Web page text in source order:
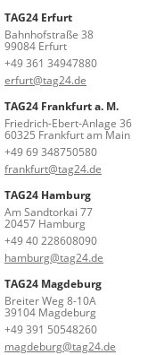
TAG24 Erfurt
Bahnhofstraße 38
99084 Erfurt
+49 361 34947880
erfurt@tag24.de
TAG24 Frankfurt a. M.
Friedrich-Ebert-Anlage 36
60325 Frankfurt am Main
+49 69 348750580
frankfurt@tag24.de
TAG24 Hamburg
Am Sandtorkai 77
20457 Hamburg
+49 40 228608090
hamburg@tag24.de
TAG24 Magdeburg
Breiter Weg 8-10A
39104 Magdeburg
+49 391 50548260
magdeburg@tag24.de